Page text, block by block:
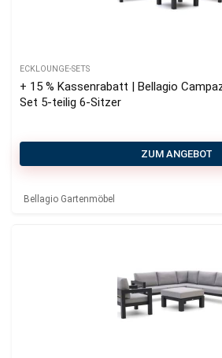
ECKLOUNGE-SETS
+ 15 % Kassenrabatt | Bellagio
Set 5-teilig 6-Sitzer
ZUM ANGEBOT
Bellagio Gartenmöbel